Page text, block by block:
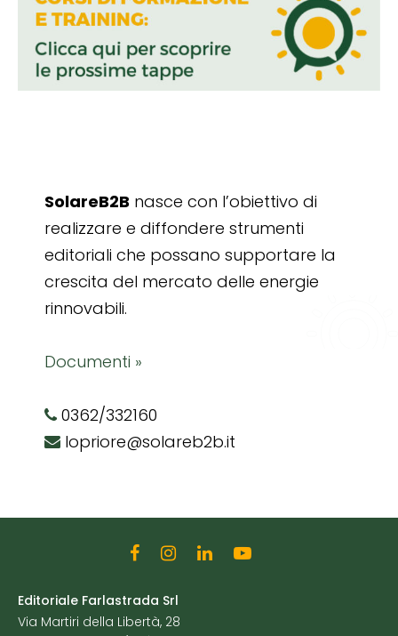
SolareB2B nasce con l’obiettivo di
realizzare e diffondere strumenti
editoriali che possano supportare la
crescita del mercato delle energie
rinnovabili.
Documenti »
0362/332160
lopriore@solareb2b.it
Editoriale Farlastrada Srl
Via Martiri della Libertà, 28